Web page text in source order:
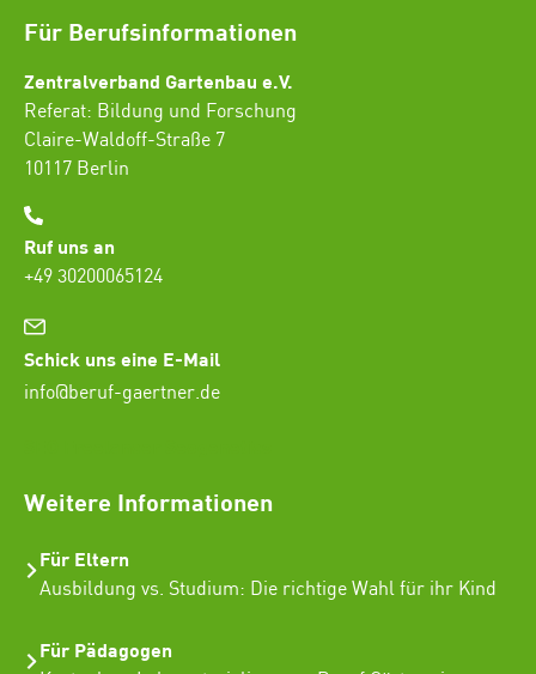
Für Berufsinformationen
Zentralverband Gartenbau e.V.
Referat: Bildung und Forschung
Claire-Waldoff-Straße 7
10117 Berlin
Ruf uns an
+49 30200065124
Schick uns eine E-Mail
info@beruf-gaertner.de
Weitere Informationen
Für Eltern
Ausbildung vs. Studium: Die richtige Wahl für ihr Kind
Für Pädagogen